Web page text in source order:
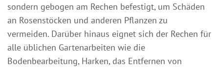
sondern gebogen am Rechen befestigt, um Schäden
an Rosenstöcken und anderen Pflanzen zu
vermeiden. Darüber hinaus eignet sich der Rechen für
alle üblichen Gartenarbeiten wie die
Bodenbearbeitung, Harken, das Entfernen von